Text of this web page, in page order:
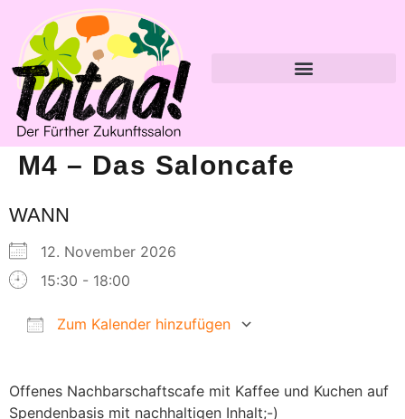
M4 – Das Saloncafe
WANN
12. November 2026
15:30 - 18:00
Zum Kalender hinzufügen
Offenes Nachbarschaftscafe mit Kaffee und Kuchen auf
Spendenbasis mit nachhaltigen Inhalt;-)